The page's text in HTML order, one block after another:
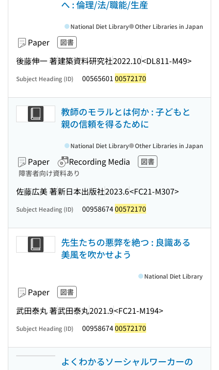
へ : 倫理/法/職能/生産
Paper 図書
後藤伸一 著建築資料研究社2022.10<DL811-M49>
National Diet Library Other Libraries in Japan
Subject Heading (ID) 00565601 00572170
教師のモラルとは何か : 子どもと
親の信頼を得るために
Paper Recording Media
図書
障害者向け資料あり
佐藤広美 著新日本出版社2023.6<FC21-M307>
National Diet Library Other Libraries in Japan
Subject Heading (ID) 0095867400572170
先生たちの悪弊を絶つ : 良識ある
美風を吹かせよう
Paper 図書
武田泰丸 著武田泰丸2021.9<FC21-M194>
National Diet Library
Subject Heading (ID) 0095867400572170
よくわかるソーシャルワーカーの